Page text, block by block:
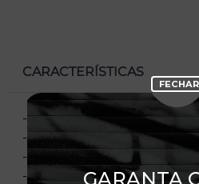
CARACTERÍSTICAS
- Manga curta
- Corte Regular
- Gola redonda
- Flag bordada na manga